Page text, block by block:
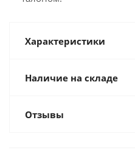
Характеристики
Наличие на складе
Отзывы